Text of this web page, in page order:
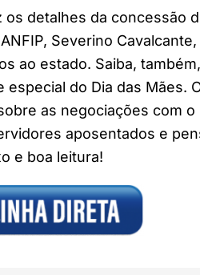
detalhes da concessão
Severino Cavalcante,
ao estado. Saiba,
do Dia das Mães.
as negociações com o
aposentados e
e boa leitura!